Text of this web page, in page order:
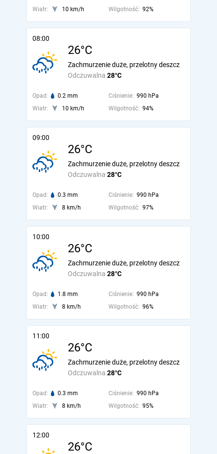
Wiatr: 10 km/h Wilgotność: 92%
08:00
26°C
Odczuwalna 28°C
Zachmurzenie duże, przelotny deszcz
Opad: 0.2 mm Ciśnienie: 990 hPa
Wiatr:
10 km/h Wilgotność: 94%
09:00
26°C
Odczuwalna 28°C
Zachmurzenie duże, przelotny deszcz
Opad: 0.3 mm Ciśnienie: 990 hPa
Wiatr:
8 km/h Wilgotność: 97%
10:00
26°C
Odczuwalna 28°C
Zachmurzenie duże, przelotny deszcz
Opad: 1.8 mm Ciśnienie: 990 hPa
Wiatr:
8 km/h Wilgotność: 96%
11:00
26°C
Odczuwalna 28°C
Zachmurzenie duże, przelotny deszcz
Opad: 0.3 mm Ciśnienie: 990 hPa
Wiatr:
8 km/h Wilgotność: 95%
12:00
26°C